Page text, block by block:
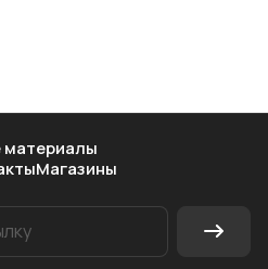
Магазины